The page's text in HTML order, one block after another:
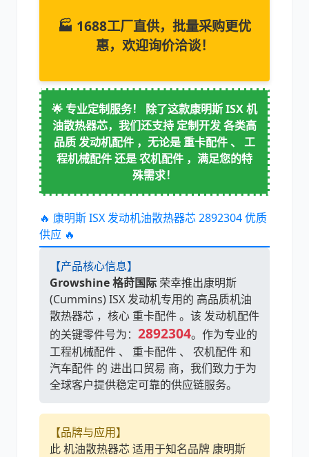
奔驰 加藤
卡尔玛 杰西博
大宇 丰田
约翰迪尔 徐工
利勃海尔 凯斯
🏭 1688工厂直供，批量采购更优
惠，欢迎询价洽谈！
🌟 专业定制服务！ 除了这款康明斯 ISX 机
油散热器芯，我们还支持 定制开发 各类高
品质 发动机配件 ，无论是 重卡配件 、 工
程机械配件 还是 农机配件 ，满足您的特
殊需求！
🔥 康明斯 ISX 发动机油散热器芯 2892304 优质
供应 🔥
【产品核心信息】
Growshine 格莳国际 荣幸推出康明斯
(Cummins) ISX 发动机专用的 高品质机油
散热器芯 ，核心 重卡配件 。该 发动机配件
的关键零件号为： 2892304。作为专业的
工程机械配件 、 重卡配件 、 农机配件 和
汽车配件 的 进出口贸易 商，我们致力于为
全球客户提供稳定可靠的供应链服务。
【品牌与应用】
此 机油散热器芯 适用于知名品牌 康明斯